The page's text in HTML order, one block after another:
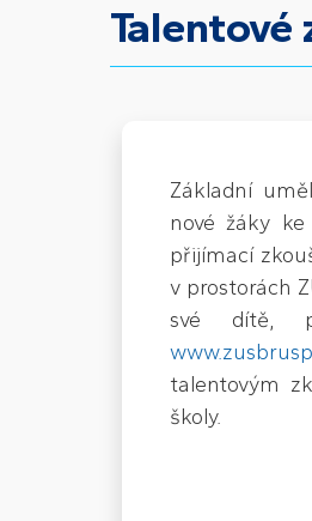
Talentové
Základní
nové žáky
přijímací
v prostorách
své dítě,
talentovým
školy.